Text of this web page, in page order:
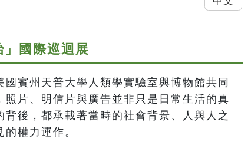
」國際巡迴展
賓州天普大學人類學實驗室與博物館共同
照片、明信片與廣告並非只是日常生活的真
背後，都承載著當時的社會背景、人與人之
權力運作。